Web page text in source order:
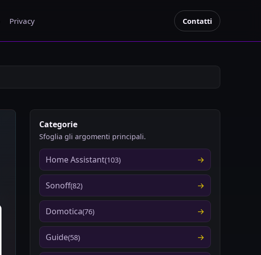
Privacy Contatti
Categorie
Sfoglia gli argomenti principali.
Home Assistant(103)
Sonoff(82)
Domotica(76)
Guide(58)